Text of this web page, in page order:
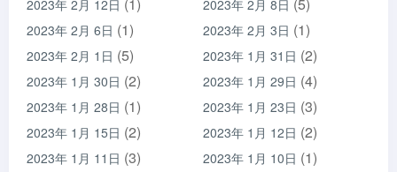
2023年 2月 12日 2023年 2月 8日
2023年 2月 6日 (1) 2023年 2月 3日 (1)
2023年 2月 1日 (5) 2023年 1月 31日 (2)
2023年 1月 30日 (2) 2023年 1月 29日 (4)
2023年 1月 28日 (1) 2023年 1月 23日 (3)
2023年 1月 15日 (2) 2023年 1月 12日 (2)
2023年 1月 11日 (3) 2023年 1月 10日 (1)